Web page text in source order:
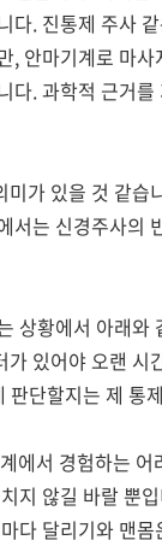
. 진통제 주사
안마기계로 마
. 과학적 근거
가 있을 것 같
는 신경주사의
상황에서 아래
있어야 오랜
단할지는 제 통
에서 경험하는
지 않길 바랄 뿐
다 달리기와 맨